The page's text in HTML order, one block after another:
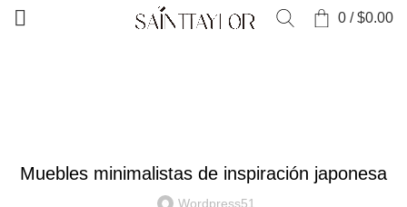
0 / $0.00
Muebles minimalistas de inspiración japonesa
Wordpress51